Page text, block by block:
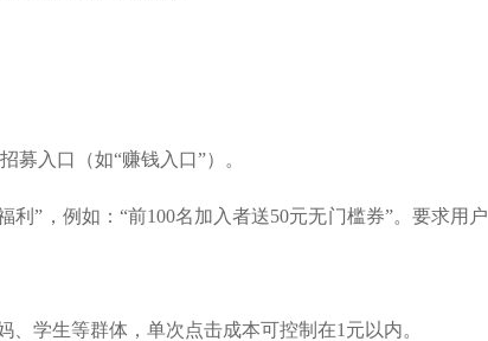
募入口（如“赚钱入口”）。
利”，例如：“前100名加入者送50元无门槛券”。要求用户
、学生等群体，单次点击成本可控制在1元以内。